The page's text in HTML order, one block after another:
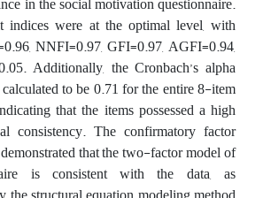
indices were at the optimal level, with
NNFI=0.97, GFI=0.97, AGFI=0.94,
Additionally, the Cronbach’s alpha
to be 0.71 for the entire 8-item
that the items possessed a high
consistency. The confirmatory factor
that the two-factor model of
is consistent with the data, as